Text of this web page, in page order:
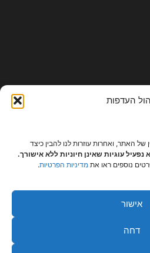
העדפות
של האתר, ואחרות עוזרות לנו להבין כיצד
נפעיל עוגיות שאינן חיוניות ללא אישורך.
נוספים ראו את מדיניות הפרטיות.
אישור
דחה
תקנון ומידניות
פרטיות